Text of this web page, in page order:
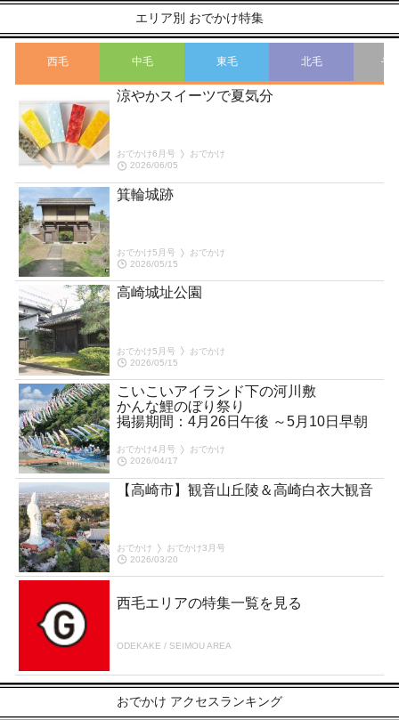
エリア別 おでかけ特集
西毛 中毛 東毛 北毛 そ
涼やかスイーツで夏気分
おでかけ6月号
おでかけ
2026/06/05
箕輪城跡
おでかけ5月号
おでかけ
2026/05/15
高崎城址公園
おでかけ5月号
おでかけ
2026/05/15
こいこいアイランド下の河川敷
かんな鯉のぼり祭り
掲揚期間：4月26日午後 ～5月10日早朝
おでかけ4月号
おでかけ
2026/04/17
【高崎市】観音山丘陵＆高崎白衣大観音
おでかけ
おでかけ3月号
2026/03/20
西毛エリアの特集一覧を見る
ODEKAKE / SEIMOU AREA
おでかけ アクセスランキング